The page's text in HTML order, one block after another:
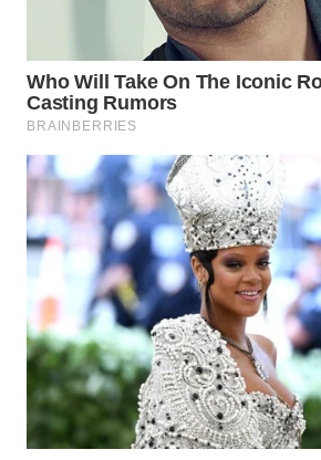
WN
SEMARANG
SOLO
WN
BOROBUDUR
WN
MADURA
WN
SURABAYA